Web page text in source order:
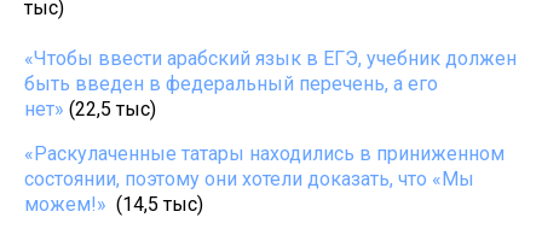
тыс)
«Чтобы ввести арабский язык в ЕГЭ, учебник должен
быть введен в федеральный перечень, а его
нет» (22,5 тыс)
«Раскулаченные татары находились в приниженном
состоянии, поэтому они хотели доказать, что «Мы
можем!» (14,5 тыс)